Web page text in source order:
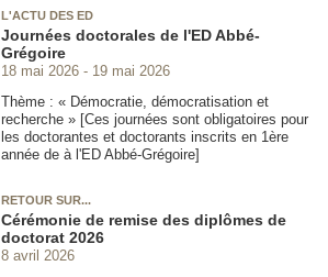
L'ACTU DES ED
Journées doctorales de l'ED Abbé-
Grégoire
18 mai 2026
19 mai 2026
Thème : « Démocratie, démocratisation et
recherche » [Ces journées sont obligatoires pour
les doctorantes et doctorants inscrits en 1ère
année de à l'ED Abbé-Grégoire]
RETOUR SUR...
Cérémonie de remise des diplômes de
doctorat 2026
8 avril 2026